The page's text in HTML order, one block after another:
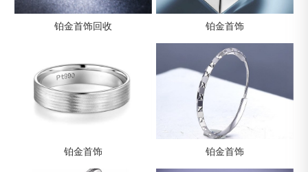
铂金首饰回收 铂金首饰
铂金首饰 铂金首饰